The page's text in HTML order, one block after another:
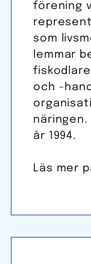
förening
som
lemmar
och -
näringen.
år 1994.
Läs mer